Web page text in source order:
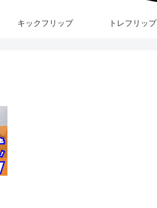
キックフリップ トレフリップ